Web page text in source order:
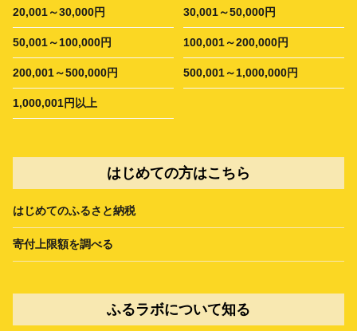
20,001～30,000円 30,001～50,000円
50,001～100,000円 100,001～200,000円
200,001～500,000円 500,001～1,000,000円
1,000,001円以上
はじめての方はこちら
はじめてのふるさと納税
寄付上限額を調べる
ふるラボについて知る